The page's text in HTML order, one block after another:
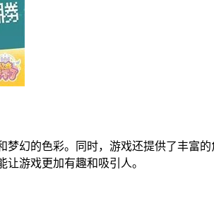
幻的色彩。同时，游戏还提供了丰富
游戏更加有趣和吸引人。